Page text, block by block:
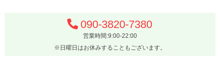
090-3820-7380
営業時間:9:00-22:00
※日曜日はお休みすることもございます。